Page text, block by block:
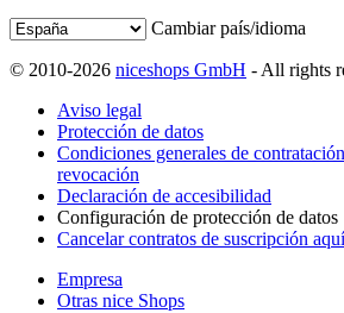
Cambiar país/idioma
© 2010-2026 niceshops GmbH - All rights
Aviso legal
Protección de datos
Condiciones generales de
revocación
Declaración de accesibilidad
Configuración de protección de datos
Cancelar contratos de suscripción aquí
Empresa
Otras nice Shops